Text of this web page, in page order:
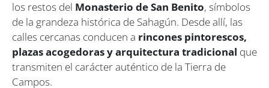
los restos del Monasterio de San Benito, símbolos
de la grandeza histórica de Sahagún. Desde allí, las
calles cercanas conducen a rincones pintorescos,
plazas acogedoras y arquitectura tradicional que
transmiten el carácter auténtico de la Tierra de
Campos.